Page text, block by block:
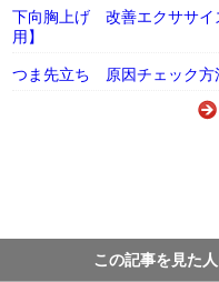
下向胸上げ 改善エクササイ
用】
つま先立ち 原因チェック方
この記事を見た